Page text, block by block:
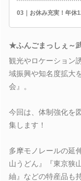
03｜お休み充実！年休
★ふんごまっしぇ～
観光やロケーション
域振興や知名度拡大
会』。
今回は、体制強化を
集します！
多摩モノレールの延
山うどん』『東京狭
紬』などの特産品も